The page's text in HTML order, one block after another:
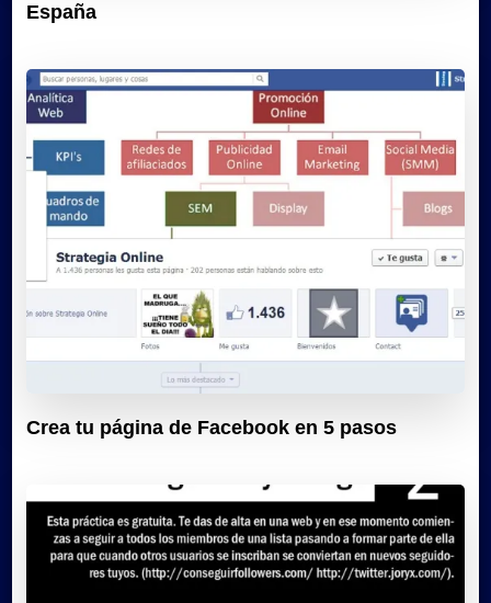
España
Crea tu página de Facebook en 5 pasos